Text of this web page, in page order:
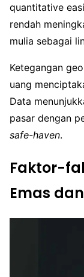
quantitative
rendah
mulia sebagai
Ketegangan
uang
Data
pasar dengan
safe-haven.
Faktor-
Emas